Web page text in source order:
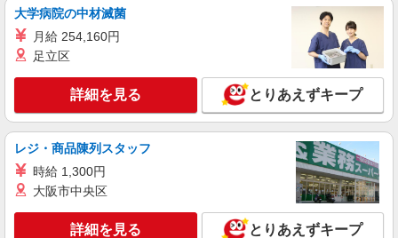
大学病院の中材滅菌
月給 254,160円
足立区
詳細を見る とりあえずキープ
レジ・商品陳列スタッフ
時給 1,300円
大阪市中央区
詳細を見る とりあえずキープ